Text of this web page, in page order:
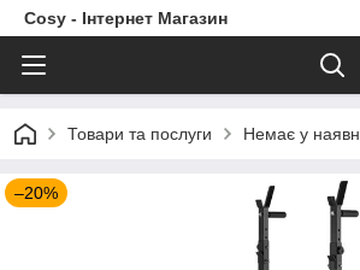
Cosy - Інтернет Магазин
Товари та послуги Немає у
–20%